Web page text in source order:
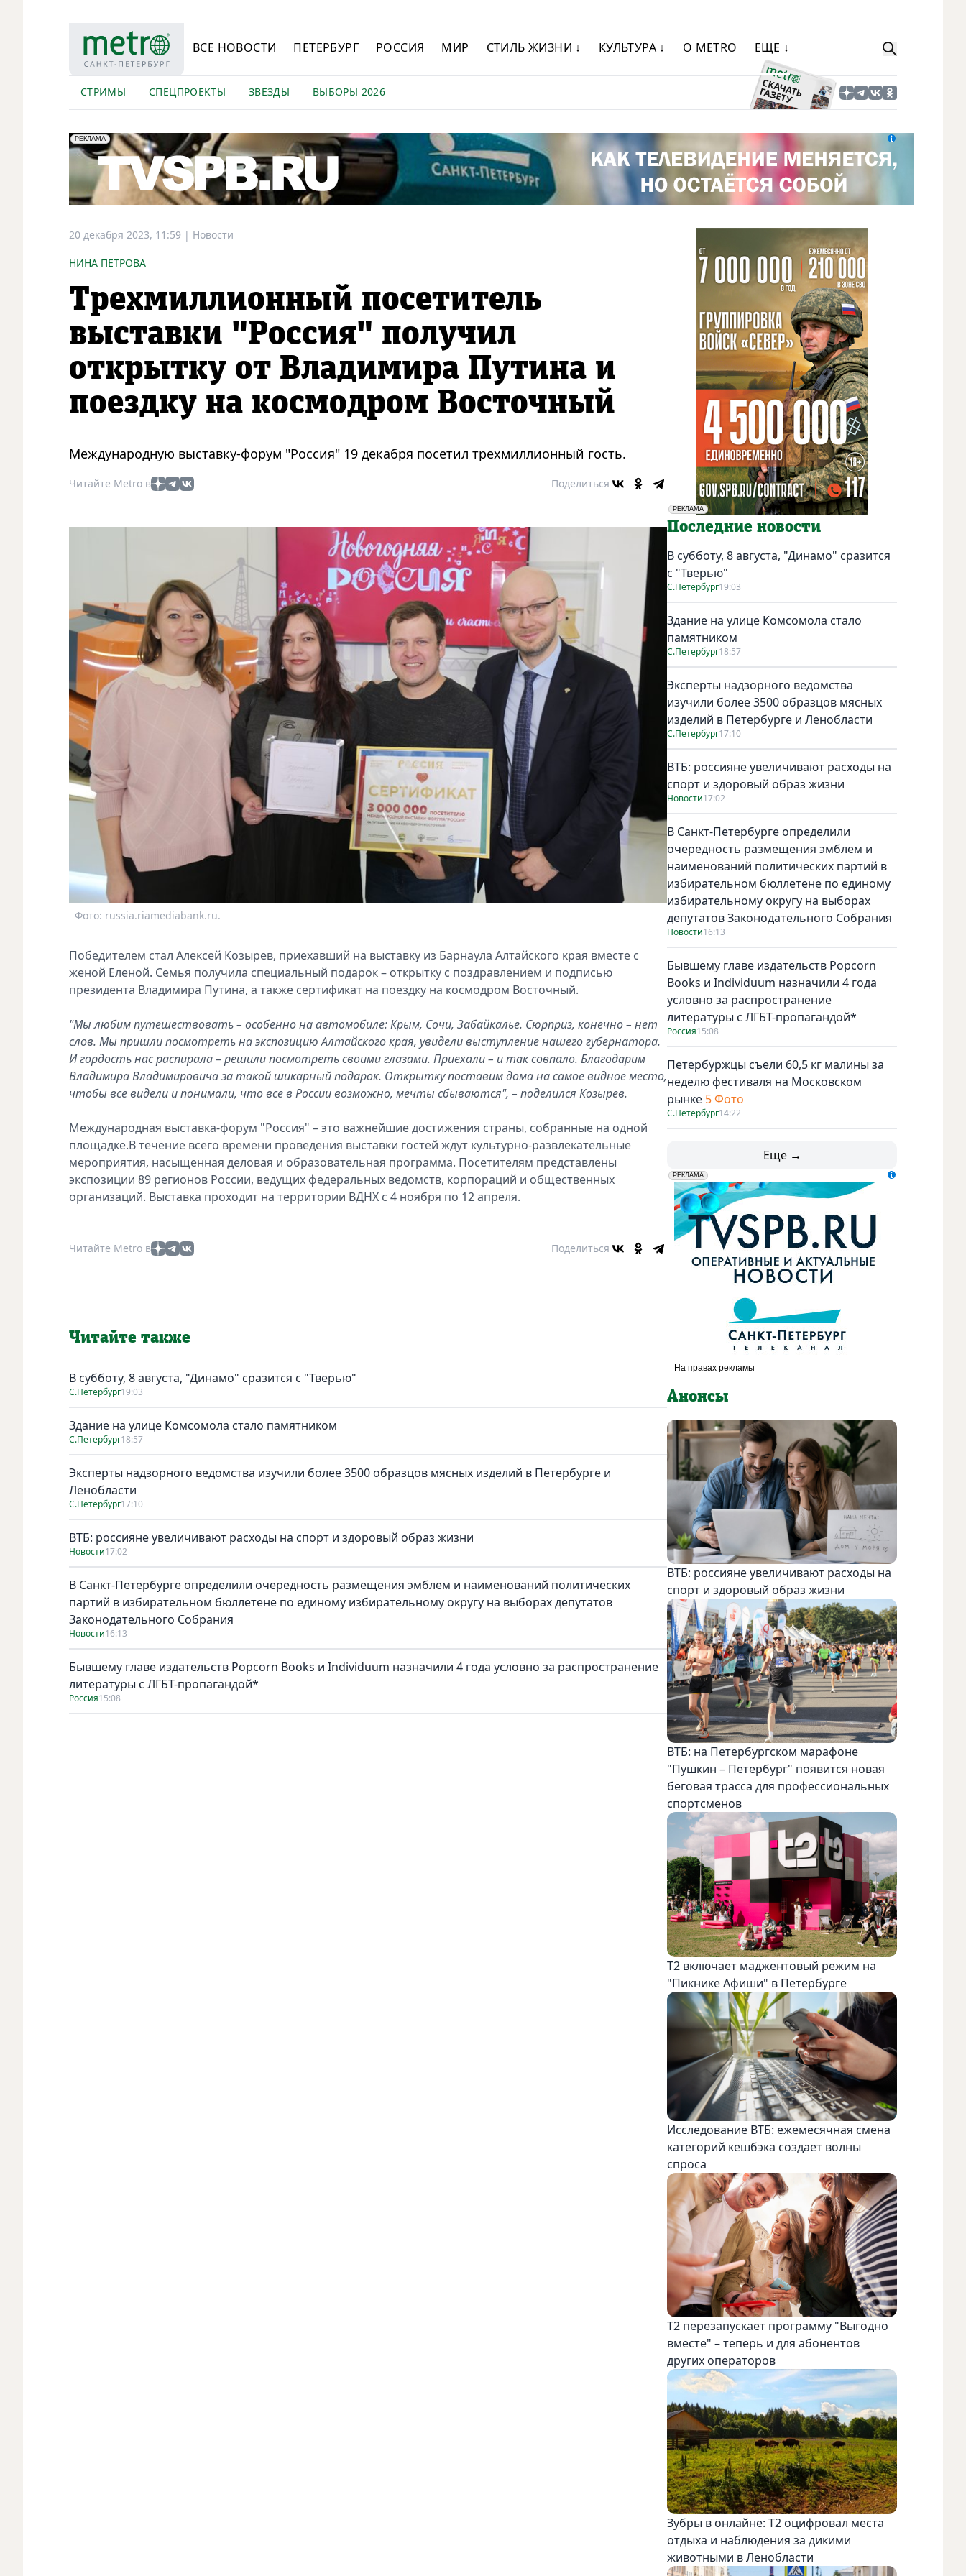
ВСЕ НОВОСТИ ПЕТЕРБУРГ РОССИЯ МИР СТИЛЬ ЖИЗНИ ↓ КУЛЬТУРА ↓ О METRO ЕЩЕ ↓
СТРИМЫ СПЕЦПРОЕКТЫ ЗВЕЗДЫ ВЫБОРЫ 2026
erid: LdtCK5Efv
РЕКЛАМА
АО "ГАТР", ИНН: 7841320717
20 декабря 2023, 11:59 | Новости
НИНА ПЕТРОВА
Трехмиллионный посетитель
выставки "Россия" получил
открытку от Владимира Путина и
поездку на космодром Восточный
Международную выставку-форум "Россия" 19 декабря посетил трехмиллионный гость.
Читайте Metro в Поделиться
Фото: russia.riamediabank.ru.
Победителем стал Алексей Козырев, приехавший на выставку из Барнаула Алтайского края вместе с
женой Еленой. Семья получила специальный подарок – открытку с поздравлением и подписью
президента Владимира Путина, а также сертификат на поездку на космодром Восточный.
"Мы любим путешествовать – особенно на автомобиле: Крым, Сочи, Забайкалье. Сюрприз, конечно – нет
слов. Мы пришли посмотреть на экспозицию Алтайского края, увидели выступление нашего губернатора.
И гордость нас распирала – решили посмотреть своими глазами. Приехали – и так совпало. Благодарим
Владимира Владимировича за такой шикарный подарок. Открытку поставим дома на самое видное место,
чтобы все видели и понимали, что все в России возможно, мечты сбываются", – поделился Козырев.
Международная выставка-форум "Россия" – это важнейшие достижения страны, собранные на одной
площадке.В течение всего времени проведения выставки гостей ждут культурно-развлекательные
мероприятия, насыщенная деловая и образовательная программа. Посетителям представлены
экспозиции 89 регионов России, ведущих федеральных ведомств, корпораций и общественных
организаций. Выставка проходит на территории ВДНХ с 4 ноября по 12 апреля.
Читайте Metro в Поделиться
Читайте также
В субботу, 8 августа, "Динамо" сразится с "Тверью"
С.Петербург19:03
Здание на улице Комсомола стало памятником
С.Петербург18:57
Эксперты надзорного ведомства изучили более 3500 образцов мясных изделий в Петербурге и
Ленобласти
С.Петербург17:10
ВТБ: россияне увеличивают расходы на спорт и здоровый образ жизни
Новости17:02
В Санкт-Петербурге определили очередность размещения эмблем и наименований политических
партий в избирательном бюллетене по единому избирательному округу на выборах депутатов
Законодательного Собрания
Новости16:13
Бывшему главе издательств Popcorn Books и Individuum назначили 4 года условно за распространение
литературы с ЛГБТ-пропагандой*
Россия15:08
РЕКЛАМА
Социальная реклама
Последние новости
В субботу, 8 августа, "Динамо" сразится
с "Тверью"
С.Петербург19:03
Здание на улице Комсомола стало
памятником
С.Петербург18:57
Эксперты надзорного ведомства
изучили более 3500 образцов мясных
изделий в Петербурге и Ленобласти
С.Петербург17:10
ВТБ: россияне увеличивают расходы на
спорт и здоровый образ жизни
Новости17:02
В Санкт-Петербурге определили
очередность размещения эмблем и
наименований политических партий в
избирательном бюллетене по единому
избирательному округу на выборах
депутатов Законодательного Собрания
Новости16:13
Бывшему главе издательств Popcorn
Books и Individuum назначили 4 года
условно за распространение
литературы с ЛГБТ-пропагандой*
Россия15:08
Петербуржцы съели 60,5 кг малины за
неделю фестиваля на Московском
рынке 5 Фото
С.Петербург14:22
Еще →
erid: LdtCK5udn
РЕКЛАМА
АО "ГАТР", ИНН: 7841320717
Анонсы
ВТБ: россияне увеличивают расходы на
спорт и здоровый образ жизни
ВТБ: на Петербургском марафоне
"Пушкин – Петербург" появится новая
беговая трасса для профессиональных
спортсменов
Т2 включает маджентовый режим на
"Пикнике Афиши" в Петербурге
Исследование ВТБ: ежемесячная смена
категорий кешбэка создает волны
спроса
Т2 перезапускает программу "Выгодно
вместе" – теперь и для абонентов
других операторов
Зубры в онлайне: Т2 оцифровал места
отдыха и наблюдения за дикими
животными в Ленобласти